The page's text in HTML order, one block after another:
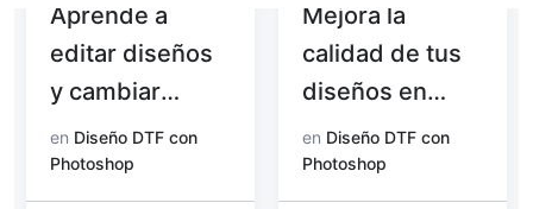
Aprende a
editar diseños
y cambiar
colores con
Photoshop
en Diseño DTF con
Photoshop
Mejora la
calidad de tus
diseños en
Photoshop
en Diseño DTF con
Photoshop